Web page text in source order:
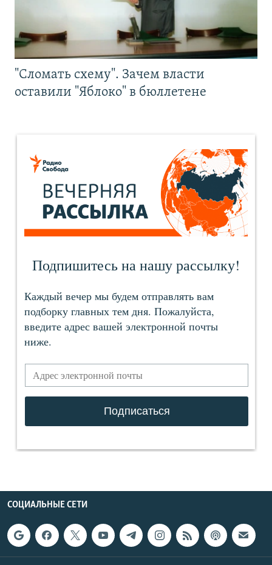
"Сломать схему". Зачем власти
оставили "Яблоко" в бюллетене
СОЦИАЛЬНЫЕ СЕТИ